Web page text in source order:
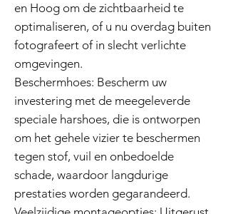
en Hoog om de zichtbaarheid te
optimaliseren, of u nu overdag buiten
fotografeert of in slecht verlichte
omgevingen.
Beschermhoes: Bescherm uw
investering met de meegeleverde
speciale harshoes, die is ontworpen
om het gehele vizier te beschermen
tegen stof, vuil en onbedoelde
schade, waardoor langdurige
prestaties worden gegarandeerd.